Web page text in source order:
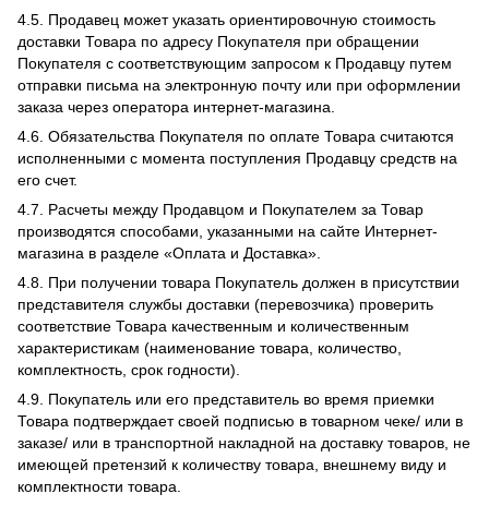
4.5. Продавец может указать ориентировочную стоимость
доставки Товара по адресу Покупателя при обращении
Покупателя с соответствующим запросом к Продавцу путем
отправки письма на электронную почту или при оформлении
заказа через оператора интернет-магазина.
4.6. Обязательства Покупателя по оплате Товара считаются
исполненными с момента поступления Продавцу средств на
его счет.
4.7. Расчеты между Продавцом и Покупателем за Товар
производятся способами, указанными на сайте Интернет-
магазина в разделе «Оплата и Доставка».
4.8. При получении товара Покупатель должен в присутствии
представителя службы доставки (перевозчика) проверить
соответствие Товара качественным и количественным
характеристикам (наименование товара, количество,
комплектность, срок годности).
4.9. Покупатель или его представитель во время приемки
Товара подтверждает своей подписью в товарном чеке/ или в
заказе/ или в транспортной накладной на доставку товаров, не
имеющей претензий к количеству товара, внешнему виду и
комплектности товара.